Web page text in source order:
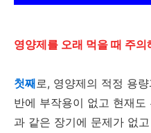
영양제를 오래 먹을 때 주의
첫째 로, 영양제의 적정 용
반에 부작용이 없고 현재
과 같은 장기에 문제가 없